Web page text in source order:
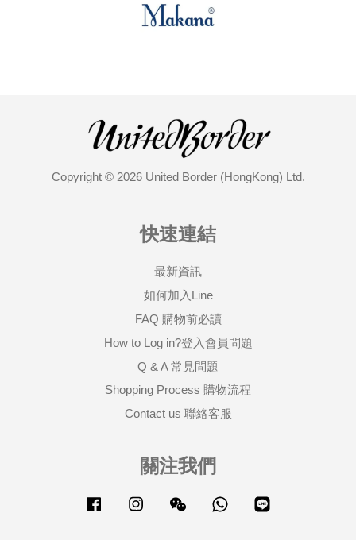
Copyright © 2026 United Border (HongKong) Ltd.
快速連結
最新資訊
如何加入Line
FAQ 購物前必讀
How to Log in?登入會員問題
Q & A 常見問題
Shopping Process 購物流程
Contact us 聯絡客服
關注我們
Facebook Instagram Wechat Whatsapp